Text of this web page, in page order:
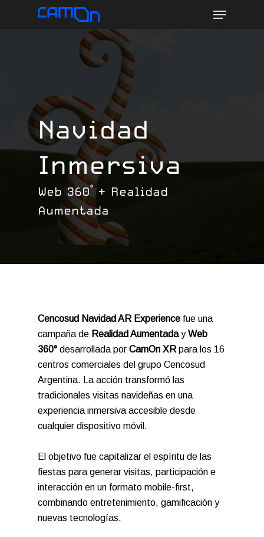
Menu
Navidad
Inmersiva
Web 360° + Realidad
Aumentada
Cencosud Navidad AR Experience fue una
campaña de Realidad AumentadayWeb
360° desarrollada porCamOn XR para los 16
centros comerciales del grupo Cencosud
Argentina. La acción transformó las
tradicionales visitas navideñas en una
experiencia inmersiva accesible desde
cualquier dispositivo móvil.
El objetivo fue capitalizar el espíritu de las
fiestas para generar visitas, participación e
interacción en un formato mobile-first,
combinando entretenimiento, gamificación y
nuevas tecnologías.